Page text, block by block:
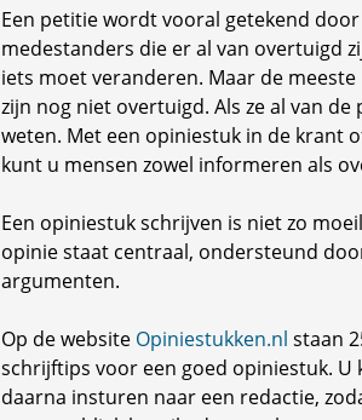
Een petitie wordt vooral getekend door
medestanders die er al van overtuigd
iets moet veranderen. Maar de meeste
zijn nog niet overtuigd. Als ze al van de
weten. Met een opiniestuk in de krant
kunt u mensen zowel informeren als
Een opiniestuk schrijven is niet zo
opinie staat centraal, ondersteund
argumenten.
Op de website Opiniestukken.nl staan
schrijftips voor een goed opiniestuk. U
daarna insturen naar een redactie,